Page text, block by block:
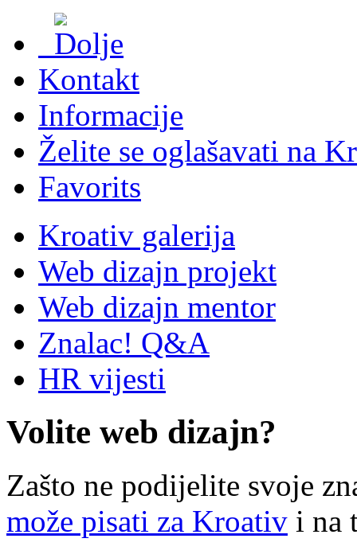
Kontakt
Informacije
Želite se oglašavati na
Favorits
Kroativ galerija
Web dizajn projekt
Web dizajn mentor
Znalac! Q&A
HR vijesti
Volite web dizajn?
Zašto ne podijelite svoje
može pisati za Kroativ i na